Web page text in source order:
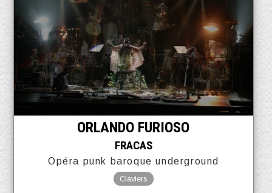
ORLANDO FURIOSO
FRACAS
Opéra punk baroque underground
Claviers